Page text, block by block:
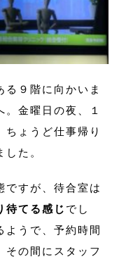
９階に向かいま
金曜日の夜、１
ちょうど仕事帰り
た。
ですが、待合室は
待てる感じ でし
ようで、予約時間
その間にスタッフ